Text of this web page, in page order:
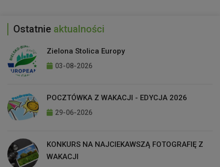
Ostatnie aktualności
Zielona Stolica Europy
03-08-2026
POCZTÓWKA Z WAKACJI - EDYCJA 2026
29-06-2026
KONKURS NA NAJCIEKAWSZĄ FOTOGRAFIĘ Z
WAKACJI